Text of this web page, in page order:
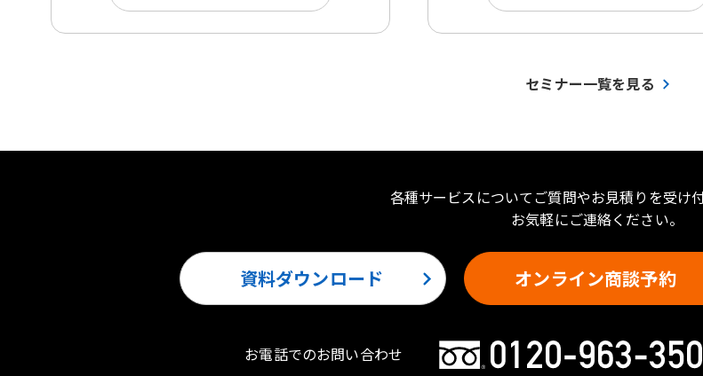
セミナー一覧を見る
各種サービスについてご質問やお見積りを受け
お気軽にご連絡ください。
資料ダウンロード オンライン商談予約
お電話でのお問い合わせ